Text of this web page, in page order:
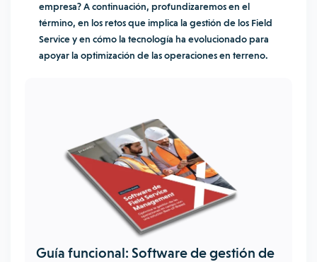
empresa? A continuación, profundizaremos en el
término, en los retos que implica la gestión de los Field
Service y en cómo la tecnología ha evolucionado para
apoyar la optimización de las operaciones en terreno.
Guía funcional: Software de gestión de